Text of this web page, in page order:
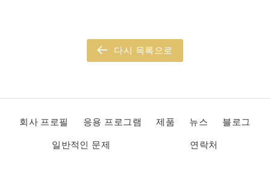
다시 목록으로
회사 프로필 응용 프로그램 제품 뉴스 블로그
일반적인 문제 연락처